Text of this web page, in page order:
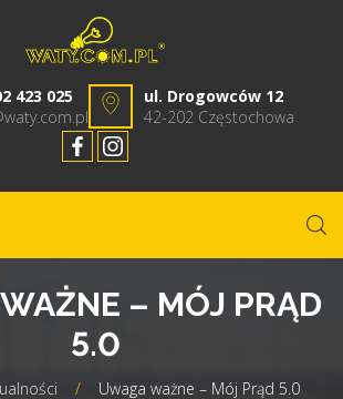
423 025
ul. Drogowców 12
42-202 Częstochowa
– MÓJ PRĄD
5.0
/ Uwaga ważne – Mój Prąd 5.0